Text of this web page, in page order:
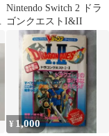
Nintendo Switch 2 ドラ
ゴンクエストI&II
¥ 1,000